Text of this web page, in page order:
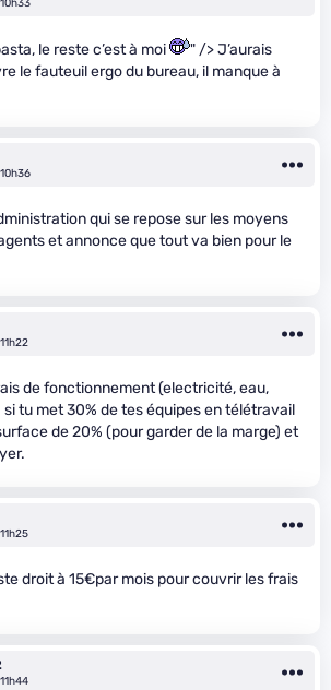
le reste c’est à moi
" /> J’aurais
le fauteuil ergo du bureau, il manque à
qui se repose sur les moyens
et annonce que tout va bien pour le
de fonctionnement (electricité, eau,
tu met 30% de tes équipes en télétravail
de 20% (pour garder de la marge) et
droit à 15€par mois pour couvrir les frais